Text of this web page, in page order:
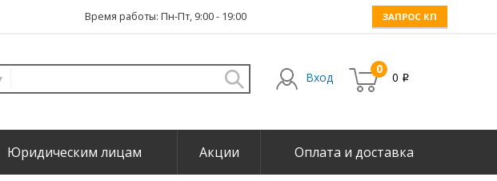
Время работы: Пн-Пт, 9:00 - 19:00 ЗАПРОС КП
Вход
0
0 i
Юридическим лицам Акции Оплата и доставка